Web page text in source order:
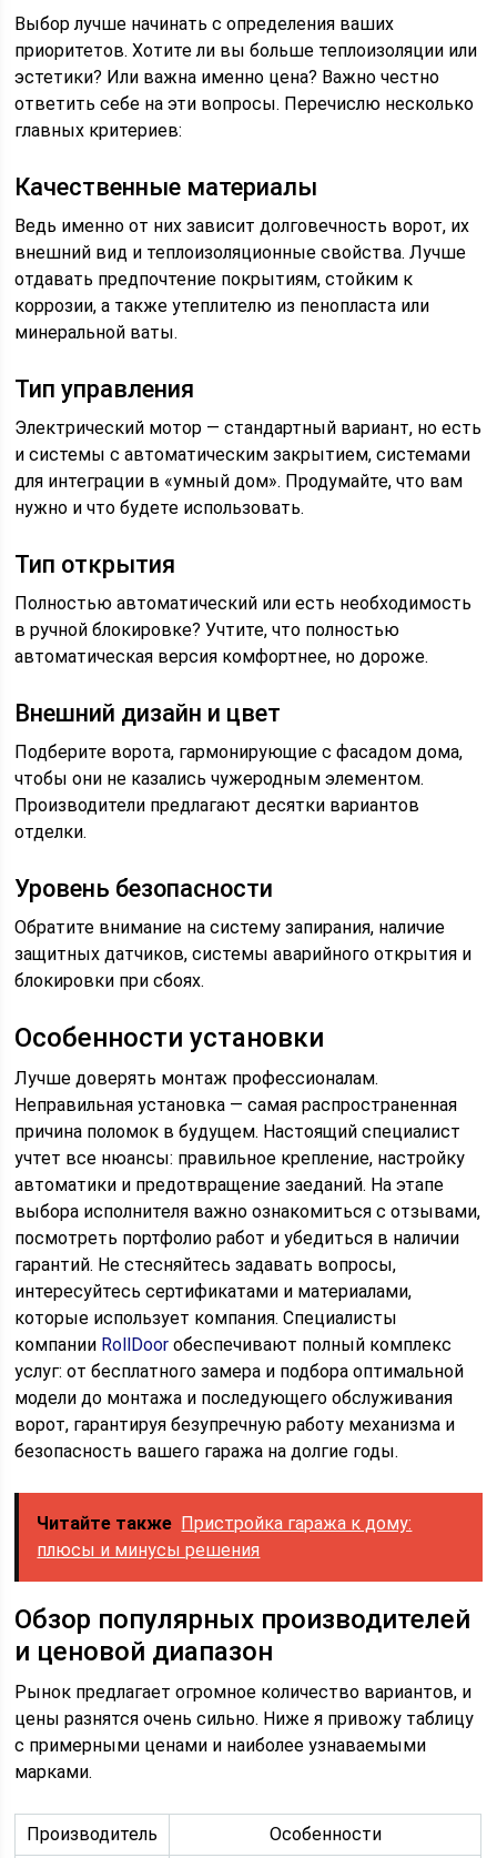
Выбор лучше начинать с определения ваших
приоритетов. Хотите ли вы больше теплоизоляции или
эстетики? Или важна именно цена? Важно честно
ответить себе на эти вопросы. Перечислю несколько
главных критериев:
Качественные материалы
Ведь именно от них зависит долговечность ворот, их
внешний вид и теплоизоляционные свойства. Лучше
отдавать предпочтение покрытиям, стойким к
коррозии, а также утеплителю из пенопласта или
минеральной ваты.
Тип управления
Электрический мотор — стандартный вариант, но есть
и системы с автоматическим закрытием, системами
для интеграции в «умный дом». Продумайте, что вам
нужно и что будете использовать.
Тип открытия
Полностью автоматический или есть необходимость
в ручной блокировке? Учтите, что полностью
автоматическая версия комфортнее, но дороже.
Внешний дизайн и цвет
Подберите ворота, гармонирующие с фасадом дома,
чтобы они не казались чужеродным элементом.
Производители предлагают десятки вариантов
отделки.
Уровень безопасности
Обратите внимание на систему запирания, наличие
защитных датчиков, системы аварийного открытия и
блокировки при сбоях.
Особенности установки
Лучше доверять монтаж профессионалам.
Неправильная установка — самая распространенная
причина поломок в будущем. Настоящий специалист
учтет все нюансы: правильное крепление, настройку
автоматики и предотвращение заеданий. На этапе
выбора исполнителя важно ознакомиться с отзывами,
посмотреть портфолио работ и убедиться в наличии
гарантий. Не стесняйтесь задавать вопросы,
интересуйтесь сертификатами и материалами,
которые использует компания. Специалисты
компании RollDoor обеспечивают полный комплекс
услуг: от бесплатного замера и подбора оптимальной
модели до монтажа и последующего обслуживания
ворот, гарантируя безупречную работу механизма и
безопасность вашего гаража на долгие годы.
Читайте также Пристройка гаража к дому:
плюсы и минусы решения
Обзор популярных производителей
и ценовой диапазон
Рынок предлагает огромное количество вариантов, и
цены разнятся очень сильно. Ниже я привожу таблицу
с примерными ценами и наиболее узнаваемыми
марками.
Производитель Особенности